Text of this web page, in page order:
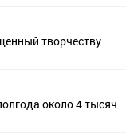
творчеству
около 4 тысяч